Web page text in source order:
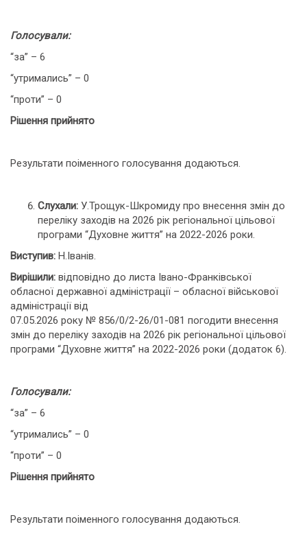
Голосували:
“за” – 6
“утримались” – 0
“проти” – 0
Рішення прийнято
Результати поіменного голосування додаються.
Слухали: У.Трощук-Шкромиду про внесення змін до
переліку заходів на 2026 рік регіональної цільової
програми “Духовне життя” на 2022-2026 роки.
Виступив: Н.Іванів.
Вирішили: відповідно до листа Івано-Франківської
обласної державної адміністрації – обласної військової
адміністрації від
07.05.2026 року № 856/0/2-26/01-081 погодити внесення
змін до переліку заходів на 2026 рік регіональної цільової
програми “Духовне життя” на 2022-2026 роки (додаток 6).
Голосували:
“за” – 6
“утримались” – 0
“проти” – 0
Рішення прийнято
Результати поіменного голосування додаються.